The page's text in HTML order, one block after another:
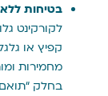
בטיחות
לקורקינט
קפיץ או
מחמירות
בחלק